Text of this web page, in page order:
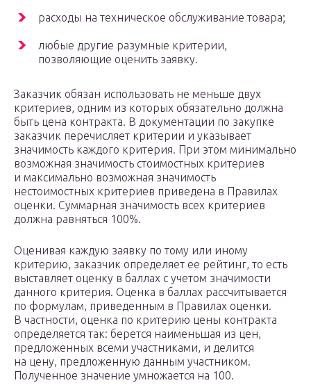
расходы на техническое обслуживание товара;
любые другие разумные критерии,
позволяющие оценить заявку.
Заказчик обязан использовать не меньше двух
критериев, одним из которых обязательно должна
быть цена контракта. В документации по закупке
заказчик перечисляет критерии и указывает
значимость каждого критерия. При этом минимально
возможная значимость стоимостных критериев
и максимально возможная значимость
нестоимостных критериев приведена в Правилах
оценки. Суммарная значимость всех критериев
должна равняться 100%.
Оценивая каждую заявку по тому или иному
критерию, заказчик определяет ее рейтинг, то есть
выставляет оценку в баллах с учетом значимости
данного критерия. Оценка в баллах рассчитывается
по формулам, приведенным в Правилах оценки.
В частности, оценка по критерию цены контракта
определяется так: берется наименьшая из цен,
предложенных всеми участниками, и делится
на цену, предложенную данным участником.
Полученное значение умножается на 100.